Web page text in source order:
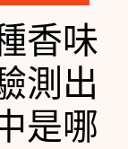
香味
測出
是哪